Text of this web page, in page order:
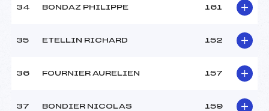
34 BONDAZ PHILIPPE 161
35 ETELLIN RICHARD 152
36 FOURNIER AURELIEN 157
37 BONDIER NICOLAS 159